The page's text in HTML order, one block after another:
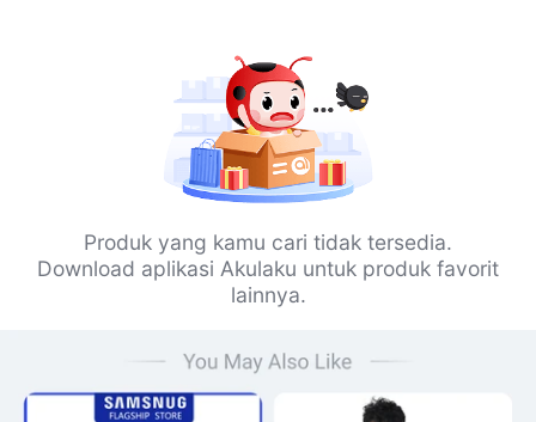
Produk yang kamu cari tidak tersedia.
Download aplikasi Akulaku untuk produk favorit
lainnya.